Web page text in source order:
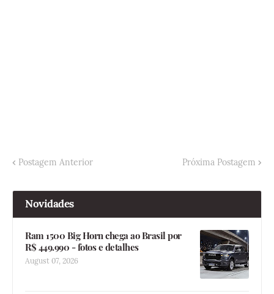
Postagem Anterior Próxima Postagem
Novidades
Ram 1500 Big Horn chega ao Brasil por
R$ 449.990 - fotos e detalhes
August 07, 2026